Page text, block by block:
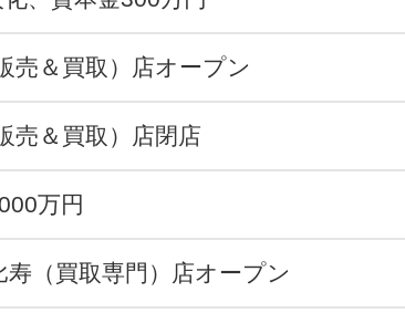
売＆買取）店オープン
売＆買取）店閉店
万円
（買取専門）店オープン